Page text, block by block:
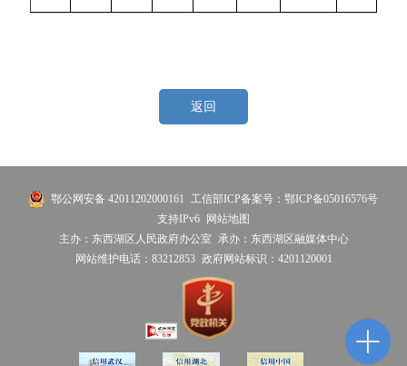
返回
鄂公网安备 42011202000161
工信部ICP备案号：鄂ICP备05016576号
支持IPv6 网站地图
主办：东西湖区人民政府办公室
承办：东西湖区融媒体中心
网站维护电话：83212853 政府网站标识：4201120001